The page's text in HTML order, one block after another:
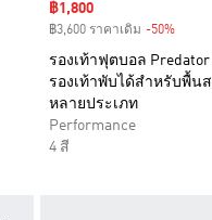
Sale price
฿1,800
฿3,600 ราคาเดิม -50%
รองเท้าฟุตบอล
รองเท้าพับได้สำหรับพื้
หลายประเภท
Performance
4 สี